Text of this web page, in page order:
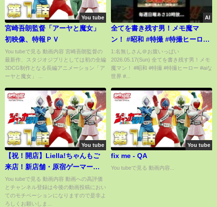
You tube
宮崎吾朗監督「アーヤと魔女」
初映像、特報ＰＶ
You tubeで見る 動画内容 宮崎吾朗監督の
最新作、スタジオジブリとしては初の全編
3DCG制作となる長編アニメーション「ア
ーヤと魔女」 ...
AI
全てを書き残す男！メモ魔マ
ン！ #昭和 #特撮 #特撮ヒーロー
#aiな世界 #sora2 #1970s
1:名無しさん＠お腹いっぱい
2026.05.17(Sun) 全てを書き残す男！メモ
魔マン！ #昭和 #特撮 #特撮ヒーロー #aiな
世界 #...
You tube
【祝！開店】Liella!ちゃんもご
来店！新店舗・原宿ゲーマーズ
がついにオープン！開店初日の
様子を軽くお届けします！【ぷ
ちレポート｜ラブライブ！スー
You tubeで見る 動画内容 動画への高評価
とチャンネル登録は今後の動画投稿におい
てのモチベーションになりますので是非よ
ろしくお願いしま...
You tube
fix me - QA
You tubeで見る 動画内容...